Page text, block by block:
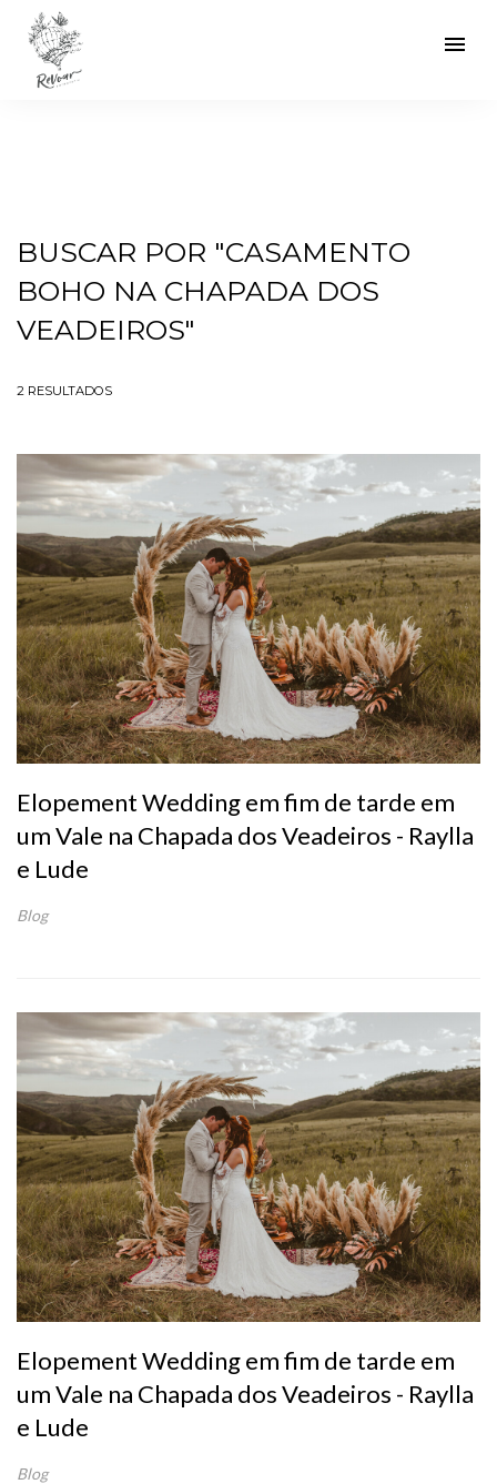
menu
BUSCAR POR "CASAMENTO
BOHO NA CHAPADA DOS
VEADEIROS"
2 RESULTADOS
Elopement Wedding em fim de tarde em
um Vale na Chapada dos Veadeiros - Raylla
e Lude
Blog
Elopement Wedding em fim de tarde em
um Vale na Chapada dos Veadeiros - Raylla
e Lude
Blog